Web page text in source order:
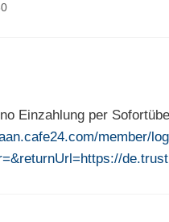
Einzahlung per
member/